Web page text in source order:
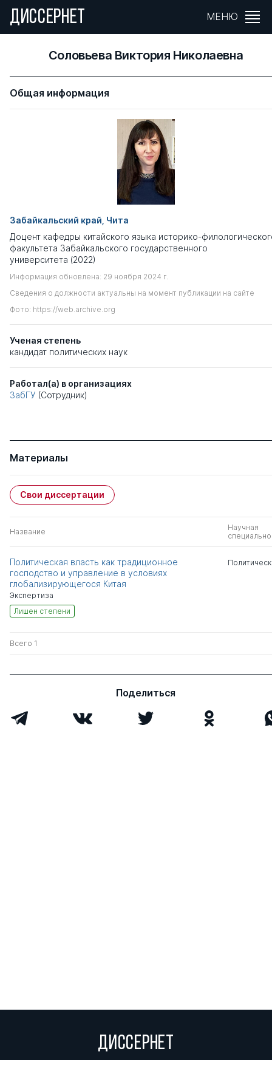
ДИССЕРНЕТ МЕНЮ
Соловьева Виктория Николаевна
Общая информация
Забайкальский край, Чита
Доцент кафедры китайского языка историко-
факультета Забайкальского государственного
университета (2022)
Информация обновлена: 29 ноября 2024 г.
Сведения о должности актуальны на момент публикации на сайте
Фото: https://web.archive.org
Ученая степень
кандидат политических наук
Работал(а) в организациях
ЗабГУ (Сотрудник)
Материалы
Свои диссертации
Название
Научная
Политическая власть как традиционное
господство и управление в условиях
глобализирующегося Китая
Экспертиза
Лишен степени
Всего 1
Поделиться
ДИССЕРНЕТ